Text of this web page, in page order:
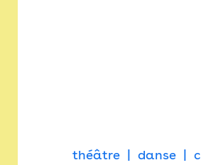
théâtre danse